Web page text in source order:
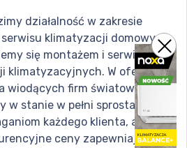
działalność w zakresie
klimatyzacji domowych,
się montażem i serwisem
klimatyzacyjnych. W ofercie
wiodących firm światowych,
stanie w pełni sprostać
każdego klienta, a nasz
ceny zapewniają nam